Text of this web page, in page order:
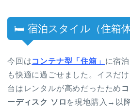
🛏 宿泊スタイル（住箱体
今回はコンテナ型「住箱」 に宿
も快適に過ごせました。イスだ
台はレンタルが高めだったため
ーディスク ソロ を現地購入→以